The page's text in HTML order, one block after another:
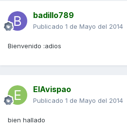
badillo789
Publicado 1 de Mayo del 2014
Bienvenido :adios
ElAvispao
Publicado 1 de Mayo del 2014
bien hallado